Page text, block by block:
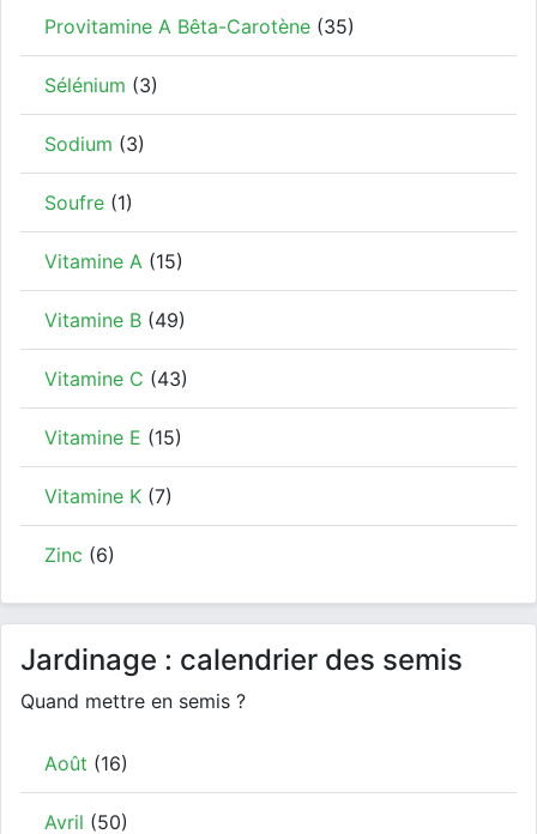
Provitamine A Bêta-Carotène (35)
Sélénium (3)
Sodium (3)
Soufre (1)
Vitamine A (15)
Vitamine B (49)
Vitamine C (43)
Vitamine E (15)
Vitamine K (7)
Zinc (6)
Jardinage : calendrier des semis
Quand mettre en semis ?
Août (16)
Avril (50)